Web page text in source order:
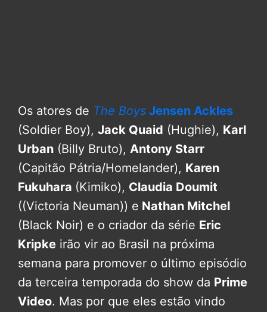
Os atores de The Boys Jensen Ackles
(Soldier Boy), Jack Quaid (Hughie), Karl
Urban (Billy Bruto), Antony Starr
(Capitão Pátria/Homelander), Karen
Fukuhara (Kimiko), Claudia Doumit
((Victoria Neuman)) e Nathan Mitchel
(Black Noir) e o criador da série Eric
Kripke irão vir ao Brasil na próxima
semana para promover o último episódio
da terceira temporada do show da Prime
Video. Mas por que eles estão vindo